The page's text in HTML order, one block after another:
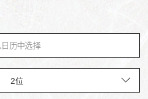
日历中选择